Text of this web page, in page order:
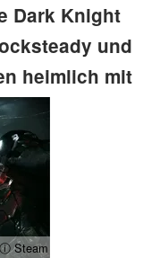
Dark Knight
und
heimlich mit
ⓘ Steam